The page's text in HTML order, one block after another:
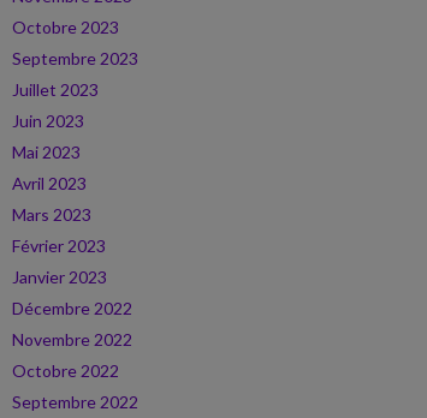
Octobre 2023
Septembre 2023
Juillet 2023
Juin 2023
Mai 2023
Avril 2023
Mars 2023
Février 2023
Janvier 2023
Décembre 2022
Novembre 2022
Octobre 2022
Septembre 2022